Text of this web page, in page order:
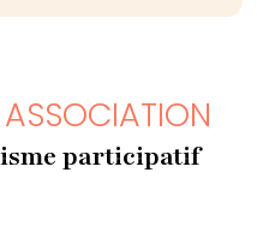
participatif